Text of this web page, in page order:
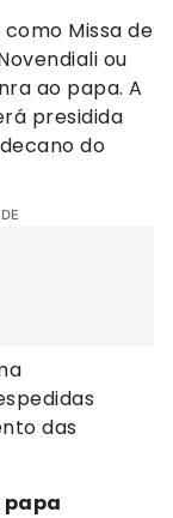
Missa de
ou
ao papa. A
presidida
do
das
papa